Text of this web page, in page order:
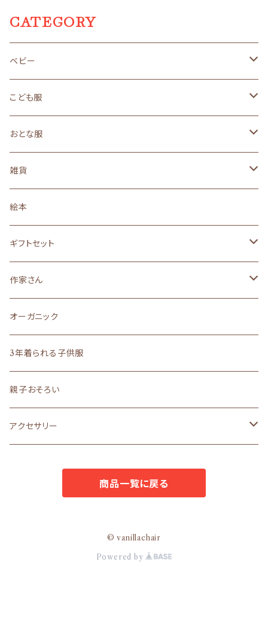
CATEGORY
ベビー
size 50～70（新生児サイズ）
ギフトセット
オーガニック
size 80（１歳サイズ）
オーガニック
ロングセラー
３年着られるこども服
ロングセラー
made in JAPAN
ベビー小物
オーガニック
made in JAPAN
size90
オーガニック
オーガニック
madeinJAPAN
こども服
size90（２歳くらいサイズ）
オーガニック
ロングセラー
size110（４歳くらいサイズ）
made in JAPAN
３年着られるこども服
ロングセラー
made in JAPAN
size130(6～7歳くらいサイズ)
おとな服
ロングセラー
親子おそろい
雑貨
黒うさ・白うさシリーズ
黒ねこ・白ねこシリーズ
らくがきシリーズ
文房具
まえをけいこ。イラスト
その他雑貨
ギフト
まえをけいこ。イラスト
オーダーメイド
うちの子シリーズ
ロングセラー
絵本
ギフトセット
サイズ８０(１歳)
ロングセラー
サイズ５０～７０
ラッピング
ラッピングボックス
ラッピングL
作家さん
作家さん雑貨
バッグ
アクセサリー
作家さんアクセサリー
作家さんバッグ
原優子さん
オーガニック
3年着られる子供服
親子おそろい
アクセサリー
商品一覧に戻る
© vanillachair
Powered by